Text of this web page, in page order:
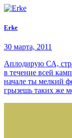
Erke
30 марта, 2011
Аплодирую СА,
в течение всей
начале ты мелкий
грызешь таких же